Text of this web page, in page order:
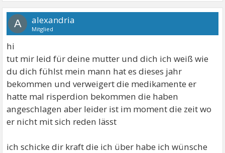
A alexandria
Mitglied
hi
tut mir leid für deine mutter und dich ich weiß wie
du dich fühlst mein mann hat es dieses jahr
bekommen und verweigert die medikamente er
hatte mal risperdion bekommen die haben
angeschlagen aber leider ist im moment die zeit wo
er nicht mit sich reden lässt
ich schicke dir kraft die ich über habe ich wünsche